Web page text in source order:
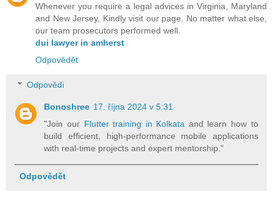
Whenever you require a legal advices in Virginia, Maryland
and New Jersey, Kindly visit our page. No matter what else,
our team prosecutors performed well.
dui lawyer in amherst
Odpovědět
Odpovědi
Bonoshree 17. října 2024 v 5:31
"Join our Flutter training in Kolkata and learn how to
build efficient, high-performance mobile applications
with real-time projects and expert mentorship."
Odpovědět